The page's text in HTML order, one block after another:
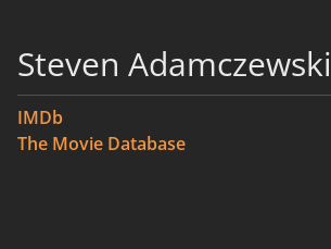
Steven Adamczewski
IMDb
The Movie Database